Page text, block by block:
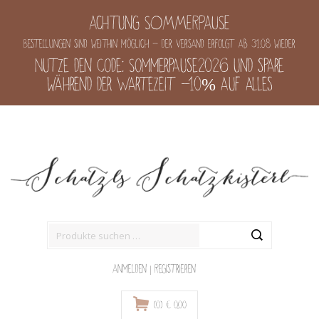
Achtung SOMMERPAUSE
Bestellungen sind weithin möglich - der Versand erfolgt ab 31.08 wieder
Nutze den Code: Sommerpause2026 und spare
während der Wartezeit -10% auf alles
Anmelden | Registrieren
(0) € 0,00